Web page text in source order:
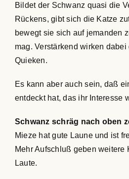
Bildet der Schwanz quasi die
Rückens, gibt sich die Katze
bewegt sie sich auf jemanden
mag. Verstärkend wirken dabei
Quieken.
Es kann aber auch sein, daß
entdeckt hat, das ihr Interesse
Schwanz schräg nach oben
Mieze hat gute Laune und ist
Mehr Aufschluß geben weitere
Laute.